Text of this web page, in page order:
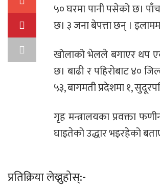
५० घरमा पानी पसेको छ।
छ। ३ जना बेपत्ता छन् ।
खोलाको भेलले बगाएर थप
छ। बाढी र पहिरोबाट ४०
५३, बागमती प्रदेशमा १,
गृह मन्त्रालयका प्रवक्ता
घाइतेको उद्धार भइरहेको
प्रतिक्रिया लेख्नुहोस्:-